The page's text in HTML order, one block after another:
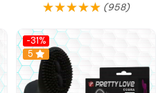
(958)
-31%
5